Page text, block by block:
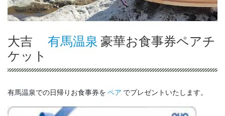
大吉 有馬温泉 豪華お食事券ペアチ
ケット
有馬温泉での日帰りお食事券を ペア でプレゼントいたします。